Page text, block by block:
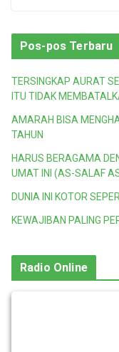
Pos-pos Terbaru
TERSINGKAP AURAT
ITU TIDAK
AMARAH BISA
TAHUN
HARUS BERAGAMA
UMAT INI (AS-SALAF
DUNIA INI KOTOR
KEWAJIBAN PALING
Radio Online